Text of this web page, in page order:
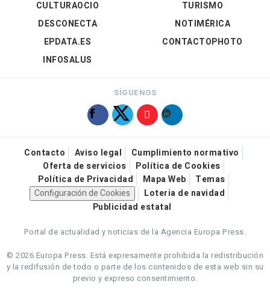
CULTURAOCIO
DESCONECTA
EPDATA.ES
INFOSALUS
TURISMO
NOTIMÉRICA
CONTACTOPHOTO
SÍGUENOS
Contacto Aviso legal
Cumplimiento normativo
Oferta de servicios
Política de Cookies
Política de Privacidad
Mapa Web
Temas
Configuración de Cookies
Loteria de navidad
Publicidad estatal
Portal de actualidad y noticias de la Agencia Europa Press.
© 2026 Europa Press. Está expresamente prohibida la redistribución
y la redifusión de todo o parte de los contenidos de esta web sin su
previo y expreso consentimiento.